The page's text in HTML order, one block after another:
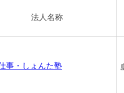
法人名称
事・しょんた塾